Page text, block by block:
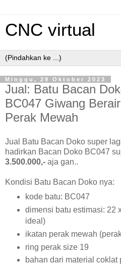
CNC virtual
Minggu, 29 Oktober 2023
Jual: Batu Bacan
BC047 Giwang
Perak Mewah
Jual Batu Bacan Doko super
hadirkan Bacan Doko BC047
3.500.000,- aja gan..
Kondisi Batu Bacan Doko nya:
kode batu: BC047
dimensi batu estimasi: 22
ideal)
ikatan perak mewah
ring perak size 19
bahan dari material coklat